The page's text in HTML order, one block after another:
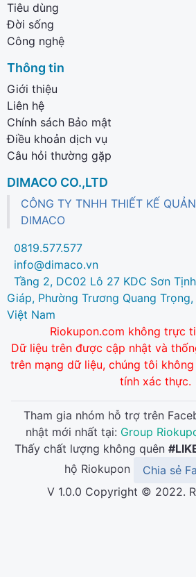
Tiêu dùng
Đời sống
Công nghệ
Thông tin
Giới thiệu
Liên hệ
Chính sách Bảo mật
Điều khoản dịch vụ
Câu hỏi thường gặp
DIMACO CO.,LTD
CÔNG TY TNHH THIẾT KẾ
DIMACO
0819.577.577
info@dimaco.vn
Tầng 2, DC02 Lô 27 KDC Sơn
Giáp, Phường Trương Quang
Việt Nam
Riokupon.com không trực
Dữ liệu trên được cập nhật và
trên mạng dữ liệu, chúng tôi
tính xác thực.
Tham gia nhóm hỗ trợ trên
nhật mới nhất tại: Group
Thấy chất lượng không quên
hộ Riokupon
Chia sẻ
V 1.0.0 Copyright © 2022.